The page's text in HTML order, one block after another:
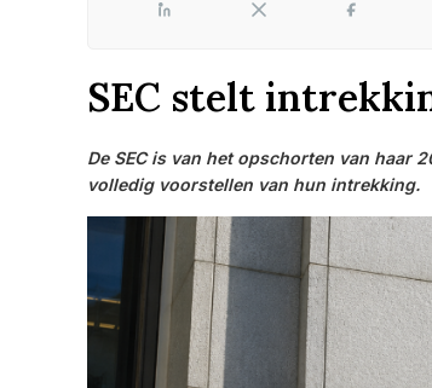
LinkedIn X Facebook
SEC stelt
De SEC is van het opschorten van haar
volledig voorstellen van hun intrekking.